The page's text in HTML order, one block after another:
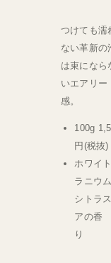
つけても濡
ない革新の
は束になら
いエアリー
感。
100g
円(税抜)
ホワイ
ラニウ
シトラ
アの香
り